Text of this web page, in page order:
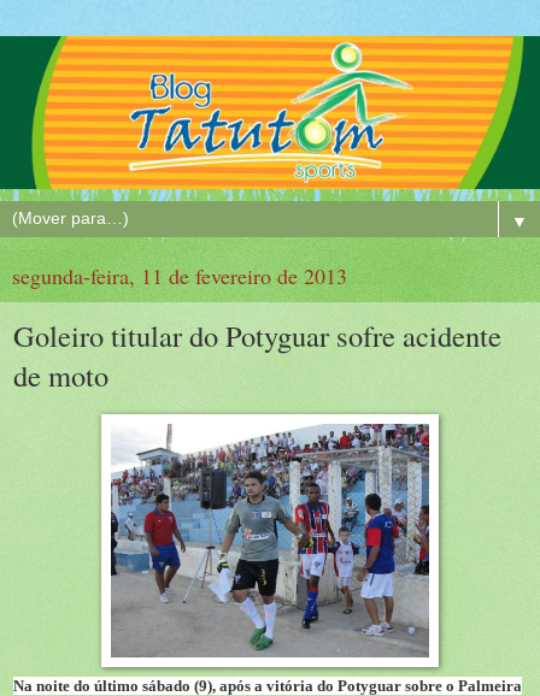
▼
segunda-feira, 11 de fevereiro de 2013
Goleiro titular do Potyguar sofre acidente
de moto
Na noite do último sábado (9), após a vitória do Potyguar sobre o Palmeira